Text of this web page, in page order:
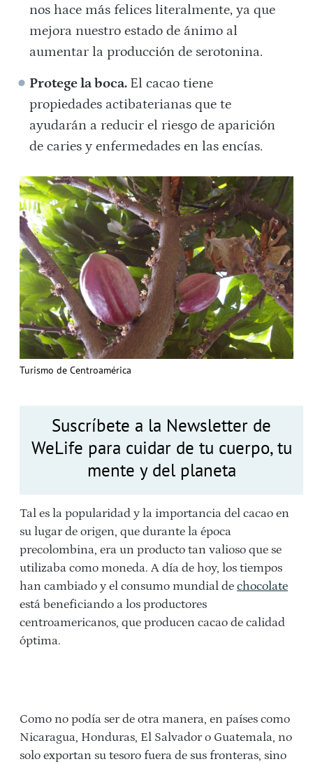
nos hace más felices literalmente, ya que
mejora nuestro estado de ánimo al
aumentar la producción de serotonina.
Protege la boca. El cacao tiene
propiedades actibaterianas que te
ayudarán a reducir el riesgo de aparición
de caries y enfermedades en las encías.
Turismo de Centroamérica
Suscríbete a la Newsletter de
WeLife para cuidar de tu cuerpo, tu
mente y del planeta
Tal es la popularidad y la importancia del cacao en
su lugar de origen, que durante la época
precolombina, era un producto tan valioso que se
utilizaba como moneda. A día de hoy, los tiempos
han cambiado y el consumo mundial de chocolate
está beneficiando a los productores
centroamericanos, que producen cacao de calidad
óptima.
Como no podía ser de otra manera, en países como
Nicaragua, Honduras, El Salvador o Guatemala, no
solo exportan su tesoro fuera de sus fronteras, sino